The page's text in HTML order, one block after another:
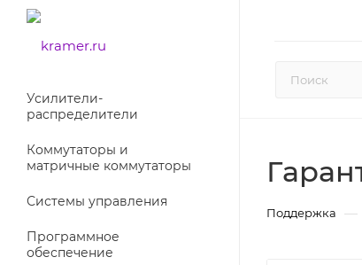
Усилители-
раcпределители
Коммутаторы и
матричные коммутаторы
Системы управления
Программное
обеспечение
Поддержка —